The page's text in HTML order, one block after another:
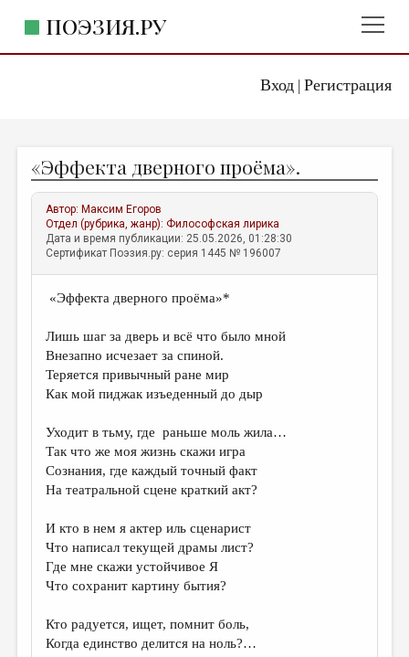
Вход| Регистрация
ПОЭЗИЯ.РУ
ЖАНРЫ
АВТОРЫ
КОММЕНТАРИИ
ЛИТСАЛОН
НОВОСТИ
ПРАВИЛА САЙТА
ОТДЕЛЫ И РУБРИКИ
ИЗБРАННОЕ
ДАЙДЖЕСТ
ПРОИЗВЕДЕНИЯ
ПЕРЕВОДЫ
КОНКУРСЫ
ДЕТСКАЯ КОМНАТА
КНИЖНАЯ ПОЛКА
ОБЗОР ЛИТЕРАТУРЫ
«Эффекта дверного проёма».
Автор: Максим Егоров
Отдел (рубрика, жанр):Философская лирика
Дата и время публикации: 25.05.2026, 01:28:30
Сертификат Поэзия.ру: серия 1445 № 196007
«Эффекта дверного проёма»*
Лишь шаг за дверь и всё что было мной
Внезапно исчезает за спиной.
Теряется привычный ране мир
Как мой пиджак изъеденный до дыр
Уходит в тьму, где раньше моль жила…
Так что же моя жизнь скажи игра
Сознания, где каждый точный факт
На театральной сцене краткий акт?
И кто в нем я актер иль сценарист
Что написал текущей драмы лист?
Где мне скажи устойчивое Я
Что сохранит картину бытия?
Кто радуется, ищет, помнит боль,
Когда единство делится на ноль?…